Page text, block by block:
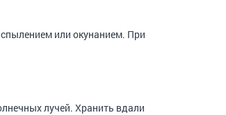
или окунанием. При
лучей. Хранить вдали